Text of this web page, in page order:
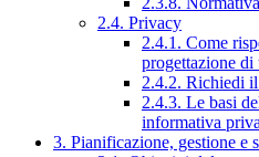
2.4. Privacy
2.4.1. Come
progettazione
2.4.2. Richiedi il
2.4.3. Le basi
informativa
3. Pianificazione, gestione e